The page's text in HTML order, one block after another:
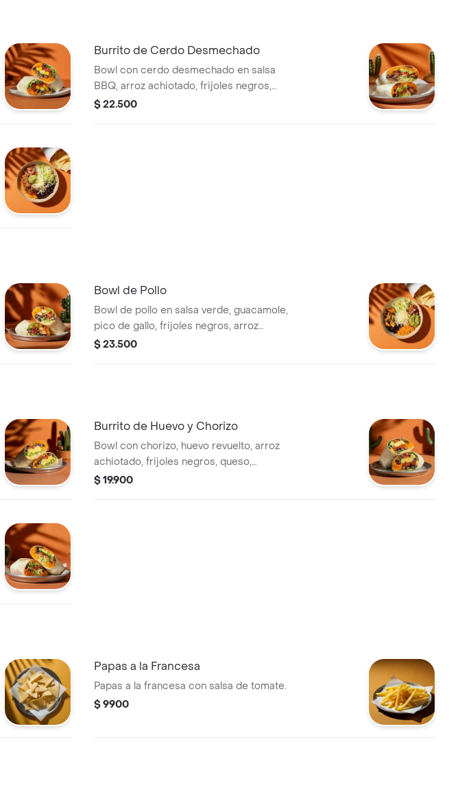
Burrito de Cerdo Desmechado
Bowl con cerdo desmechado en salsa
BBQ, arroz achiotado, frijoles negros,
queso, guacamole, pico de gallo, lechuga
$ 22.500
Bowl de Pollo
Bowl de pollo en salsa verde, guacamole,
pico de gallo, frijoles negros, arroz
achiote y lechuga.
$ 23.500
Burrito de Huevo y Chorizo
Bowl con chorizo, huevo revuelto, arroz
achiotado, frijoles negros, queso,
guacamole, pico de gallo, lechuga y salsa
$ 19.900
Papas a la Francesa
Papas a la francesa con salsa de tomate.
$ 9900